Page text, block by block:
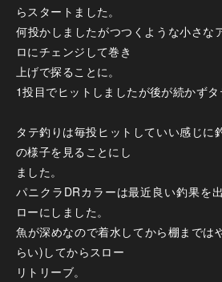
らスタートました。
何投かしましたがつつくような小さな
ロにチェンジして巻き
上げで探ることに。
1投目でヒットしましたが後が続かずタ
タテ釣りは毎投ヒットしていい感じに
の様子を見ることにし
ました。
パニクラDRカラーは最近良い釣果を
ローにしました。
魚が深めなので着水してから棚までは
らい)してからスロー
リトリーブ。